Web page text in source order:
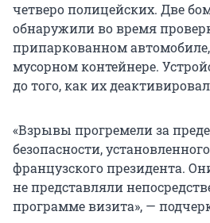
четверо полицейских. Две
обнаружили во время
припаркованном
мусорном контейнере.
до того, как их
«Взрывы прогремели за
безопасности,
французского президента.
не представляли
программе визита», —